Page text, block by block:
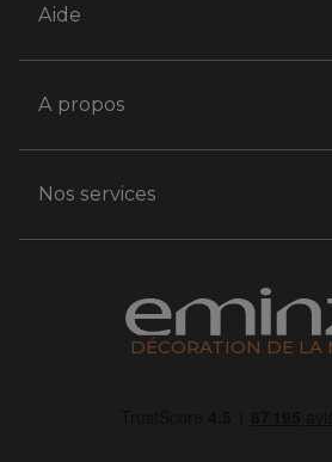
Aide
A propos
Nos services
DÉCORATION DE LA